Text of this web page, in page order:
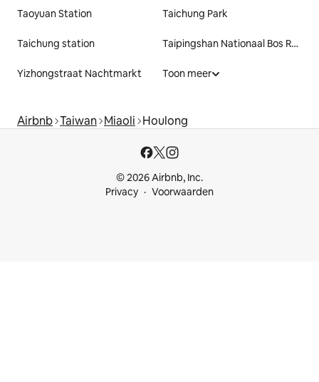
Taoyuan Station Taichung Park
Taichung station Taipingshan Nationaal Bos Recreatiegebied
Yizhongstraat Nachtmarkt Toon meer
Airbnb Taiwan Miaoli Houlong
© 2026 Airbnb, Inc.
Privacy
Voorwaarden